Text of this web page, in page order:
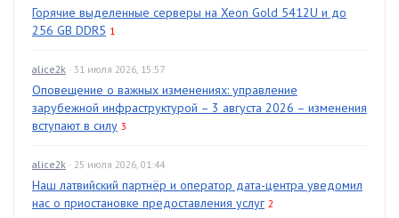
Горячие выделенные серверы на Xeon Gold 5412U и до
256 GB DDR5 1
alice2k · 31 июля 2026, 15:57
Оповещение о важных изменениях: управление
зарубежной инфраструктурой – 3 августа 2026 – изменения
вступают в силу 3
alice2k · 25 июля 2026, 01:44
Наш латвийский партнёр и оператор дата-центра уведомил
нас о приостановке предоставления услуг 2